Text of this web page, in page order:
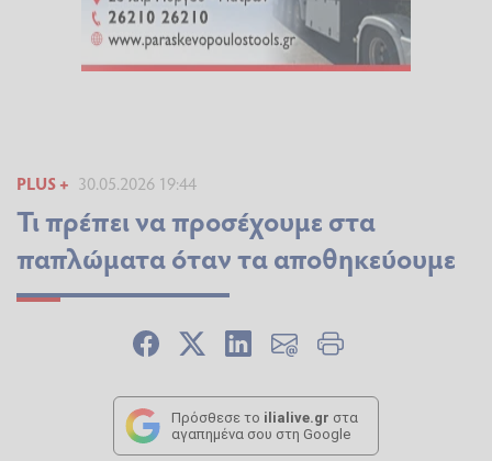
PLUS + 30.05.2026 19:44
Τι πρέπει να προσέχουμε στα
παπλώματα όταν τα αποθηκεύουμε
Πρόσθεσε το ilialive.gr στα
αγαπημένα σου στη Google